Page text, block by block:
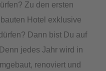
Zu den ersten
Hotel exklusive
Dann bist Du auf
jedes Jahr wird in
renoviert und